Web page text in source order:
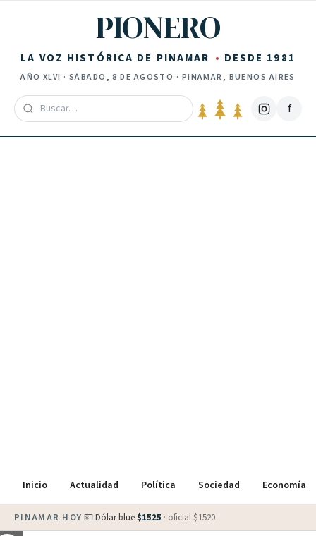
PIONERO
LA VOZ HISTÓRICA DE PINAMAR DESDE 1981
AÑO XLVI · SÁBADO, 8 DE AGOSTO · PINAMAR, BUENOS AIRES
f
Inicio Actualidad Política Sociedad Economía
PINAMAR HOY·💵 Dólar blue $1525 · oficial $1520